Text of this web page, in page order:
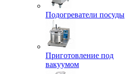
Подогреватели посуды
Приготовление под
вакуумом